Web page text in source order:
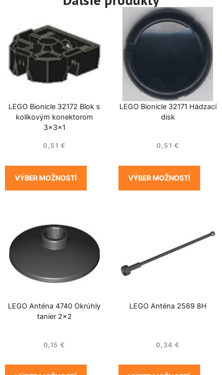
LEGO Bionicle 32172 Blok s
kolíkovým konektorom
3x3x1
0,51 €
VÝBER MOŽNOSTÍ
LEGO Bionicle 32171 Hádzací
disk
0,51 €
VÝBER MOŽNOSTÍ
LEGO Anténa 4740 Okrúhly
tanier 2×2
0,15 €
LEGO Anténa 2569 8H
0,34 €